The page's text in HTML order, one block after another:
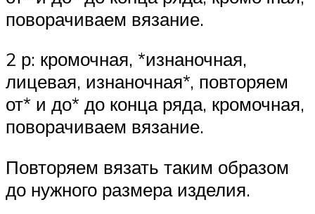
поворачиваем вязание.
2 р: кромочная, *изнаночная,
лицевая, изнаночная*, повторяем
от* и до* до конца ряда, кромочная,
поворачиваем вязание.
Повторяем вязать таким образом
до нужного размера изделия.